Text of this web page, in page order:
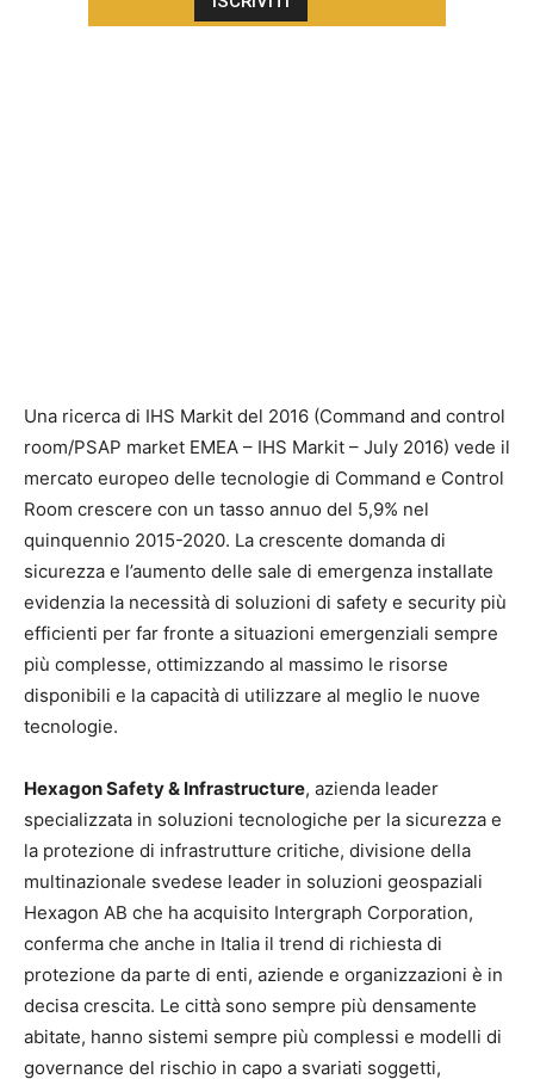
Una ricerca di IHS Markit del 2016 (Command and control
room/PSAP market EMEA – IHS Markit – July 2016) vede il
mercato europeo delle tecnologie di Command e Control
Room crescere con un tasso annuo del 5,9% nel
quinquennio 2015-2020. La crescente domanda di
sicurezza e l’aumento delle sale di emergenza installate
evidenzia la necessità di soluzioni di safety e security più
efficienti per far fronte a situazioni emergenziali sempre
più complesse, ottimizzando al massimo le risorse
disponibili e la capacità di utilizzare al meglio le nuove
tecnologie.
Hexagon Safety & Infrastructure, azienda leader
specializzata in soluzioni tecnologiche per la sicurezza e
la protezione di infrastrutture critiche, divisione della
multinazionale svedese leader in soluzioni geospaziali
Hexagon AB che ha acquisito Intergraph Corporation,
conferma che anche in Italia il trend di richiesta di
protezione da parte di enti, aziende e organizzazioni è in
decisa crescita. Le città sono sempre più densamente
abitate, hanno sistemi sempre più complessi e modelli di
governance del rischio in capo a svariati soggetti,